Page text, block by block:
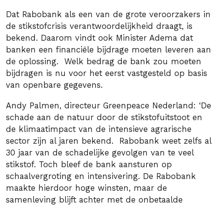
Dat Rabobank als een van de grote veroorzakers in
de stikstofcrisis verantwoordelijkheid draagt, is
bekend. Daarom vindt ook Minister Adema dat
banken een financiële bijdrage moeten leveren aan
de oplossing. Welk bedrag de bank zou moeten
bijdragen is nu voor het eerst vastgesteld op basis
van openbare gegevens.
Andy Palmen, directeur Greenpeace Nederland: ‘De
schade aan de natuur door de stikstofuitstoot en
de klimaatimpact van de intensieve agrarische
sector zijn al jaren bekend. Rabobank weet zelfs al
30 jaar van de schadelijke gevolgen van te veel
stikstof. Toch bleef de bank aansturen op
schaalvergroting en intensivering. De Rabobank
maakte hierdoor hoge winsten, maar de
samenleving blijft achter met de onbetaalde